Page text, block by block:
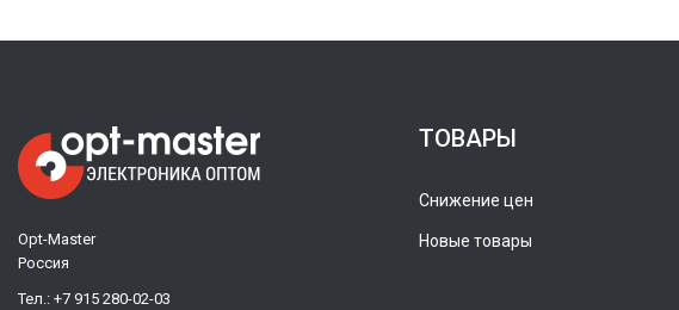
Opt-Master
Россия
Тел.: +7 915 280-02-03
ТОВАРЫ
Снижение цен
Новые товары